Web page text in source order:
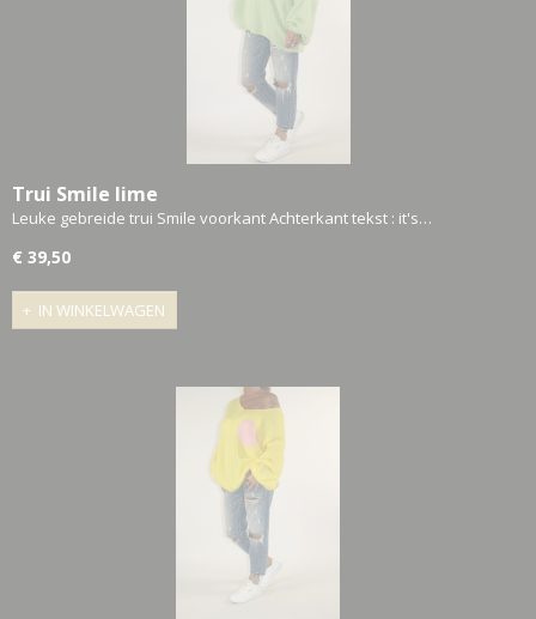
Trui Smile lime
Leuke gebreide trui Smile voorkant Achterkant tekst : it's…
€ 39,50
IN WINKELWAGEN